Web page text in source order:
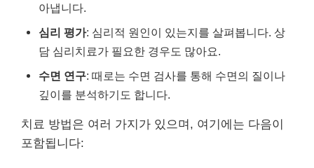
아냅니다.
심리 평가: 심리적 원인이 있는지를 살펴봅니다. 상
담 심리치료가 필요한 경우도 많아요.
수면 연구: 때로는 수면 검사를 통해 수면의 질이나
깊이를 분석하기도 합니다.
치료 방법은 여러 가지가 있으며, 여기에는 다음이
포함됩니다: